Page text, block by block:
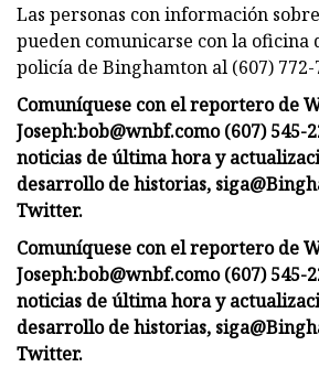
Las personas con información
pueden comunicarse con la oficina
policía de Binghamton al (607) 772-
Comuníquese con el reportero de
Joseph:bob@wnbf.como (607) 545-
noticias de última hora y
desarrollo de historias, siga
Twitter.
Comuníquese con el reportero de
Joseph:bob@wnbf.como (607) 545-
noticias de última hora y
desarrollo de historias, siga
Twitter.